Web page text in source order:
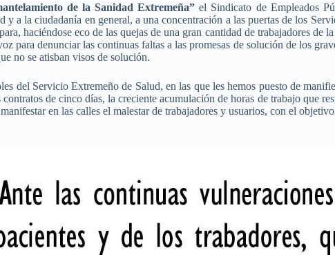
de la Sanidad Extremeña” el Sindicato de Empleados
y a la ciudadanía en general, a una concentración a las puertas de los
haciéndose eco de las quejas de una gran cantidad de trabajadores
para denunciar las continuas faltas a las promesas de solución de los
no se atisban visos de solución.
del Servicio Extremeño de Salud, en las que les hemos puesto de
de cinco días, la creciente acumulación de horas de trabajo que
en las calles el malestar de trabajadores y usuarios, con el